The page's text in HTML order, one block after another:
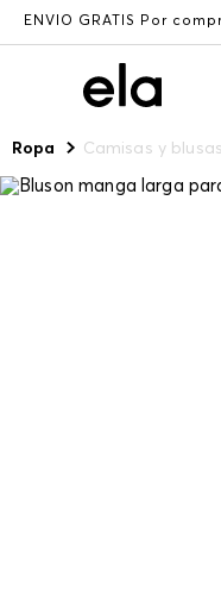
ENVÍO GRATIS Por
Ropa Camisas y blusas